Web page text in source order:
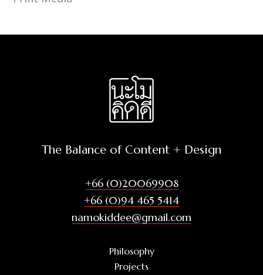
The Balance of Content + Design
+66 (0)20069908
+66 (0)94 465 5414
namokiddee@gmail.com
Philosophy
Projects